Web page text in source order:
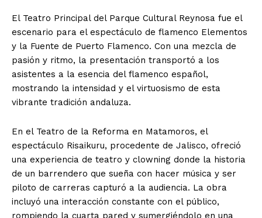
El Teatro Principal del Parque Cultural Reynosa fue el
escenario para el espectáculo de flamenco Elementos
y la Fuente de Puerto Flamenco. Con una mezcla de
pasión y ritmo, la presentación transportó a los
asistentes a la esencia del flamenco español,
mostrando la intensidad y el virtuosismo de esta
vibrante tradición andaluza.
En el Teatro de la Reforma en Matamoros, el
espectáculo Risaikuru, procedente de Jalisco, ofreció
una experiencia de teatro y clowning donde la historia
de un barrendero que sueña con hacer música y ser
piloto de carreras capturó a la audiencia. La obra
incluyó una interacción constante con el público,
rompiendo la cuarta pared y sumergiéndolo en una